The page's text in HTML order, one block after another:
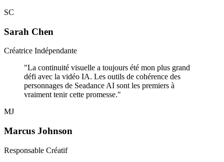
SC
Sarah Chen
Créatrice Indépendante
"La continuité visuelle a toujours été mon plus grand
défi avec la vidéo IA. Les outils de cohérence des
personnages de Seadance AI sont les premiers à
vraiment tenir cette promesse."
MJ
Marcus Johnson
Responsable Créatif